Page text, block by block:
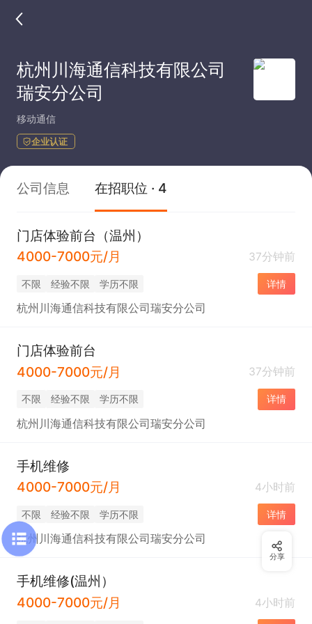
杭州川海通信科技有限公司
瑞安分公司
移动通信
企业认证
公司信息 在招职位 · 4
门店体验前台（温州）
4000-7000元/月
37分钟前
不限 经验不限 学历不限 详情
杭州川海通信科技有限公司瑞安分公司
门店体验前台
4000-7000元/月
37分钟前
不限 经验不限 学历不限 详情
杭州川海通信科技有限公司瑞安分公司
手机维修
4000-7000元/月
4小时前
不限 经验不限 学历不限 详情
杭州川海通信科技有限公司瑞安分公司
手机维修(温州）
4000-7000元/月
4小时前
分享